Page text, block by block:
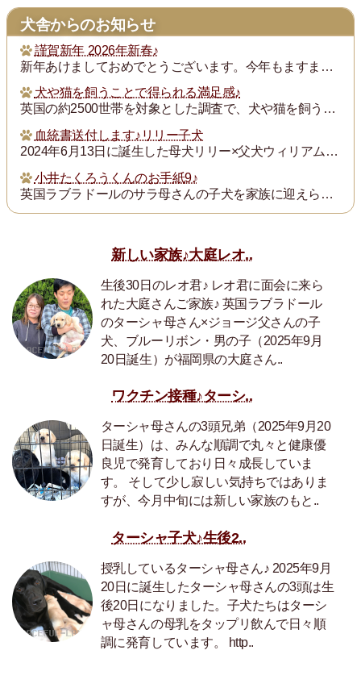
犬舎からのお知らせ
謹賀新年 2026年新春♪
新年あけましておめでとうございます。今年もますます御健勝のこととお慶び申し上げます。また昨年は格別のご厚誼にあずかり、厚く御礼申し上げます。
犬や猫を飼うことで得られる満足感♪
英国の約2500世帯を対象とした調査で、犬や猫を飼うことで得られる満足度は、年収が7万ポンド（約1300万円）増えるのと同じとされたそうです。犬猫を飼っている人...
血統書送付します♪リリー子犬
2024年6月13日に誕生した母犬リリー×父犬ウィリアム子犬のの血統書を飼い主の皆様にお送りいたします。
小井たくろうくんのお手紙9♪
英国ラブラドールのサラ母さんの子犬を家族に迎えられた三重県の小井様は、子犬を「たくろう」と名付け楽しく暮らしておられます。このたび小井様からお写真とお手紙をいた...
新しい家族♪大庭レオ..
生後30日のレオ君♪ レオ君に面会に来ら
れた大庭さんご家族♪ 英国ラブラドール
のターシャ母さん×ジョージ父さんの子
犬、ブルーリボン・男の子（2025年9月
20日誕生）が福岡県の大庭さん..
ワクチン接種♪ターシ..
ターシャ母さんの3頭兄弟（2025年9月20
日誕生）は、みんな順調で丸々と健康優
良児で発育しており日々成長していま
す。 そして少し寂しい気持ちではありま
すが、今月中旬には新しい家族のもと..
ターシャ子犬♪生後2..
授乳しているターシャ母さん♪ 2025年9月
20日に誕生したターシャ母さんの3頭は生
後20日になりました。子犬たちはターシ
ャ母さんの母乳をタップリ飲んで日々順
調に発育しています。 http..